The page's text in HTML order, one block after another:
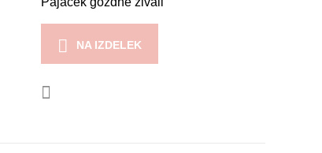
NA IZDELEK